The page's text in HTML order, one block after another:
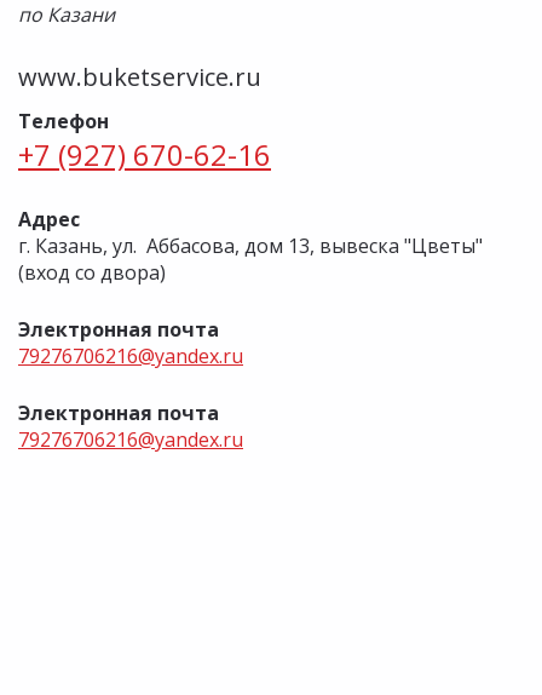
по Казани
www.buketservice.ru
Телефон
+7 (927) 670-62-16
Адрес
г. Казань, ул. Аббасова, дом 13, вывеска "Цветы"
(вход со двора)
Электронная почта
79276706216@yandex.ru
Электронная почта
79276706216@yandex.ru